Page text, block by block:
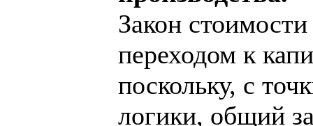
Закон
переходом к
поскольку, с
логики, общий